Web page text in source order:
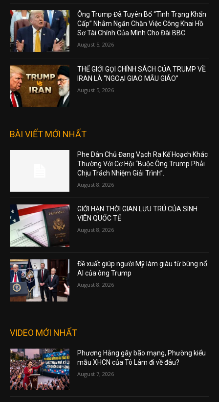
Ông Trump Đã Tuyên Bố “Tình Trạng Khẩn
Cấp” Nhằm Ngăn Chặn Việc Công Khai Hồ
Sơ Tài Chính Của Mình Cho Đài BBC
August 5, 2026
THẾ GIỚI GỌI CHÍNH SÁCH CỦA TRUMP VỀ
IRAN LÀ “NGOẠI GIAO MẪU GIÁO”
August 5, 2026
BÀI VIẾT MỚI NHẤT
Phe Dân Chủ Đang Vạch Ra Kế Hoạch Khác
Thường Với Cơ Hội “Buộc Ông Trump Phải
Chịu Trách Nhiệm Giải Trình”.
August 8, 2026
GIỚI HẠN THỜI GIAN LƯU TRÚ CỦA SINH
VIÊN QUỐC TẾ
August 8, 2026
Đề xuất giúp người Mỹ làm giàu từ bùng nổ
AI của ông Trump
August 8, 2026
VIDEO MỚI NHẤT
Phương Hằng gây bão mạng, Phường kiểu
mẫu XHCN của Tô Lâm đi về đâu?
August 7, 2026